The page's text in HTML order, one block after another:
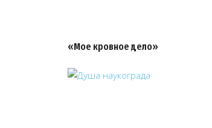
«Мое кровное дело»